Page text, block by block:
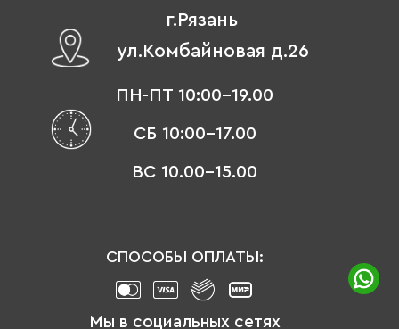
г.Рязань
ул.Комбайновая д.26
ПН-ПТ 10:00-19.00
СБ 10:00-17.00
ВС 10.00-15.00
СПОСОБЫ ОПЛАТЫ:
Мы в социальных сетях